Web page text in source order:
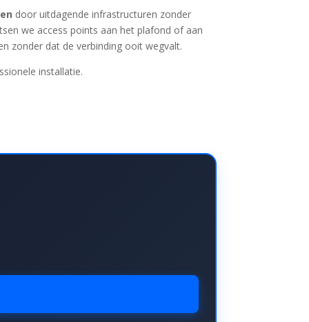
door uitdagende infrastructuren zonder
we access points aan het plafond of aan
zonder dat de verbinding ooit wegvalt.
installatie.